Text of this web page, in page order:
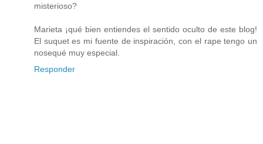
misterioso?
Marieta ¡qué bien entiendes el sentido oculto de este blog!
El suquet es mi fuente de inspiración, con el rape tengo un
nosequé muy especial.
Responder